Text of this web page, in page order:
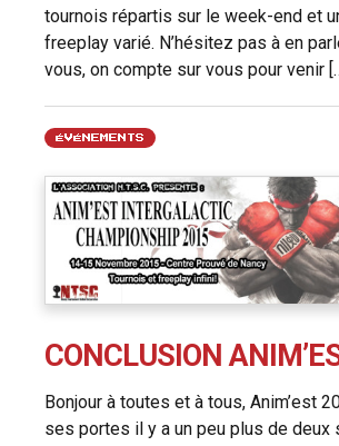
tournois répartis sur le week-end et
freeplay varié. N’hésitez pas à en
vous, on compte sur vous pour venir
ÉVÉNEMENTS
CONCLUSION
Bonjour à toutes et à tous, Anim’est
ses portes il y a un peu plus de deux